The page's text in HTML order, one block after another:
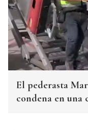
El pederasta
condena en una